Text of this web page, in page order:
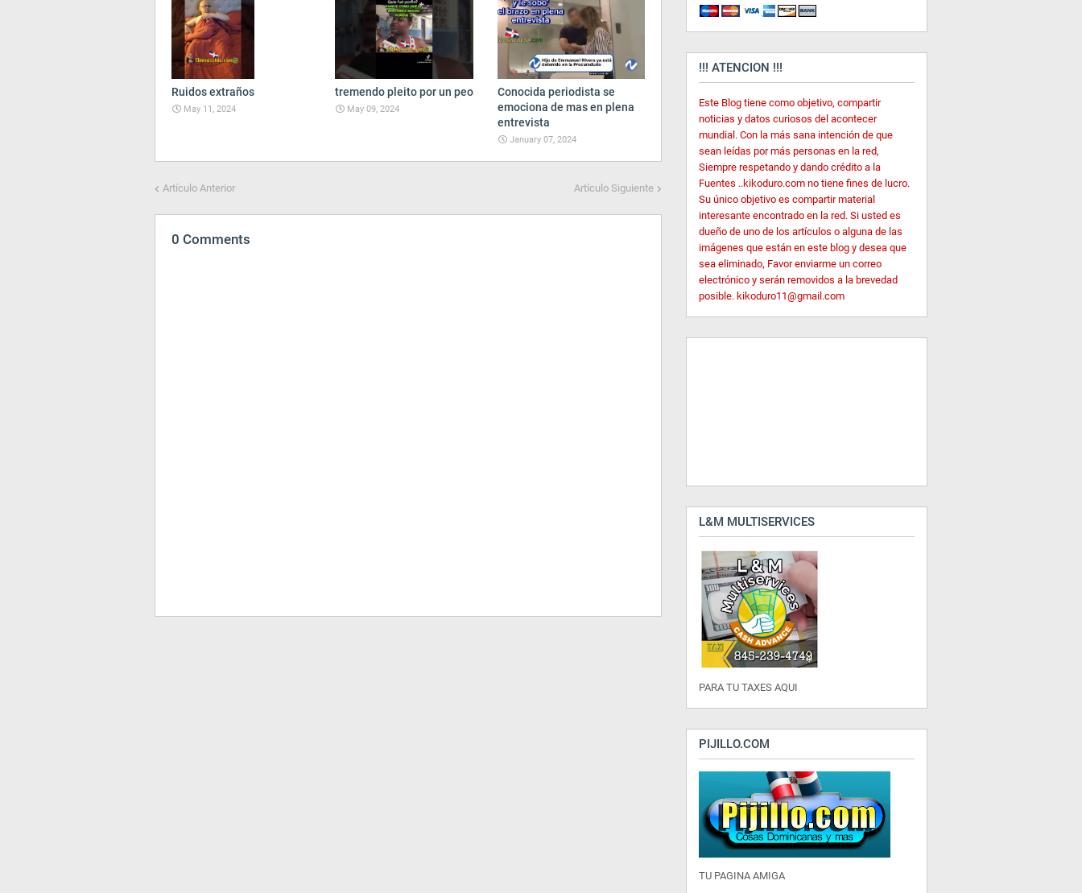
Ruidos extraños
May 11, 2024
tremendo pleito por un peo
May 09, 2024
Conocida periodista se
emociona de mas en plena
entrevista
January 07, 2024
Artículo Anterior Artículo Siguiente
0 Comments
!!! ATENCION !!!
Este Blog tiene como objetivo, compartir
noticias y datos curiosos del acontecer
mundial. Con la más sana intención de que
sean leídas por más personas en la red,
Siempre respetando y dando crédito a la
Fuentes ..kikoduro.com no tiene fines de lucro.
Su único objetivo es compartir material
interesante encontrado en la red. Si usted es
dueño de uno de los artículos o alguna de las
imágenes que están en este blog y desea que
sea eliminado, Favor enviarme un correo
electrónico y serán removidos a la brevedad
posible. kikoduro11@gmail.com
L&M MULTISERVICES
PARA TU TAXES AQUI
PIJILLO.COM
TU PAGINA AMIGA